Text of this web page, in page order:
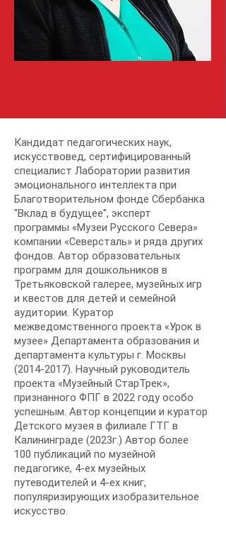
Кандидат педагогических наук,
искусствовед, сертифицированный
специалист Лаборатории развития
эмоционального интеллекта при
Благотворительном фонде Сбербанка
"Вклад в будущее", эксперт
программы «Музеи Русского Севера»
компании «Северсталь» и ряда других
фондов. Автор образовательных
программ для дошкольников в
Третьяковской галерее, музейных игр
и квестов для детей и семейной
аудитории. Куратор
межведомственного проекта «Урок в
музее» Департамента образования и
департамента культуры г. Москвы
(2014-2017). Научный руководитель
проекта «Музейный СтарТрек»,
признанного ФПГ в 2022 году особо
успешным. Автор концепции и куратор
Детского музея в филиале ГТГ в
Калининграде (2023г.) Автор более
100 публикаций по музейной
педагогике, 4-ех музейных
путеводителей и 4-ех книг,
популяризирующих изобразительное
искусство.